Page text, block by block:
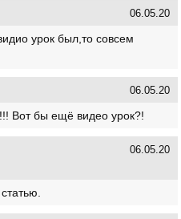
06.05.20
урок был,то совсем
06.05.20
Вот бы ещё видео урок?!
06.05.20